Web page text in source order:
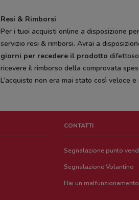
Resi & Rimborsi
Per i tuoi acquisti online a disposizione
servizio resi & rimborsi. Avrai a
giorni per recedere il prodotto
ricevere il rimborso della comprovata
L’acquisto non era mai stato così veloce e
CONTATTI
Segnalazione punto
Segnalazione Volantino
Hai un